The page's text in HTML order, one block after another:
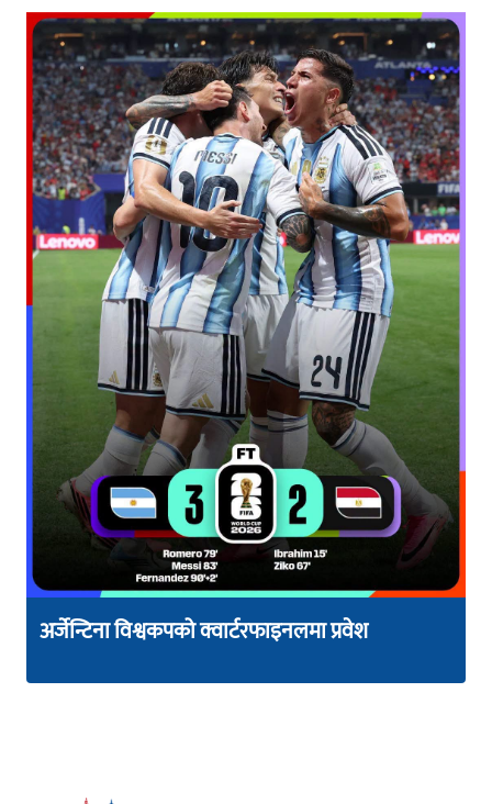
अर्जेन्टिना विश्वकपको क्वार्टरफाइनलमा प्रवेश